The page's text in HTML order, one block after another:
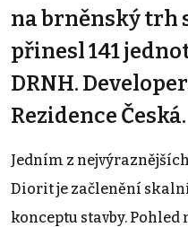
na brněnský trh
přinesl 141
DRNH.
Rezidence Česká.
Jedním z
Diorit je začlenění
konceptu stavby.